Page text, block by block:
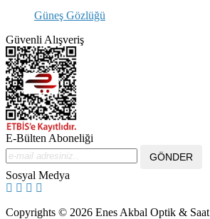
Güneş Gözlüğü
Güvenli Alışveriş
E-Bülten Aboneliği
Sosyal Medya
Copyrights © 2026 Enes Akbal Optik & Saat